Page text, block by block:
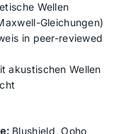
Wellen
Gleichungen)
in peer-reviewed
akustischen Wellen
Blushield, Ooho